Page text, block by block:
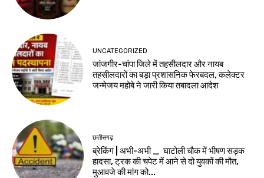
UNCATEGORIZED
जांजगीर-चांपा जिले में तहसीलदार और नायब
तहसीलदारों का बड़ा प्रशासनिक फेरबदल, कलेक्टर
जन्मेजय महोबे ने जारी किया तबादला आदेश
छत्तीसगढ़
ब्रेकिंग | अभी-अभी _ घाटोली चौक में भीषण सड़क
हादसा, ट्रक की चपेट में आने से दो युवकों की मौत,
मुआवजे की मांग को...